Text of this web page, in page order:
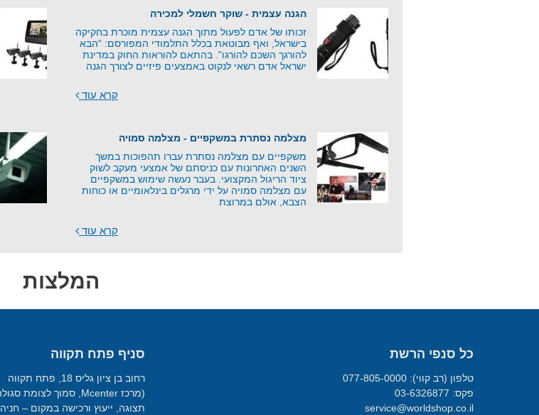
הגנה עצמית - שוקר חשמלי למכירה
זכותו של אדם לפעול מתוך הגנה עצמית מוכרת בחקיקה
בישראל, ואף מבוטאת בכלל התלמודי המפורסם: “הבא
להורגך השכם להורגו”. בהתאם להוראות החוק במדינת
ישראל אדם רשאי לנקוט באמצעים פיזיים לצורך הגנה
קרא עוד
מצלמה נסתרת במשקפיים - מצלמה סמויה
משקפיים עם מצלמה נסתרת עברו תהפוכות במשך
השנים האחרונות עם כניסתם של אמצעי מעקב לשוק
ציוד הריגול המקצועי. בעבר נעשה שימוש במשקפיים
עם מצלמה סמויה על ידי מרגלים בינלאומיים או כוחות
הצבא, אולם במרוצת
קרא עוד
המלצות
כל סנפי הרשת
טלפון (רב קווי): 077-805-0000
פקס: 03-6326877
service@worldshop.co.il
סניף פתח תקווה
רחוב בן ציון גליס 18, פתח תקווה
(מרכז Mcenter, סמוך לצומת סגולה)
תצוגה, ייעוץ ורכישה במקום – חניה